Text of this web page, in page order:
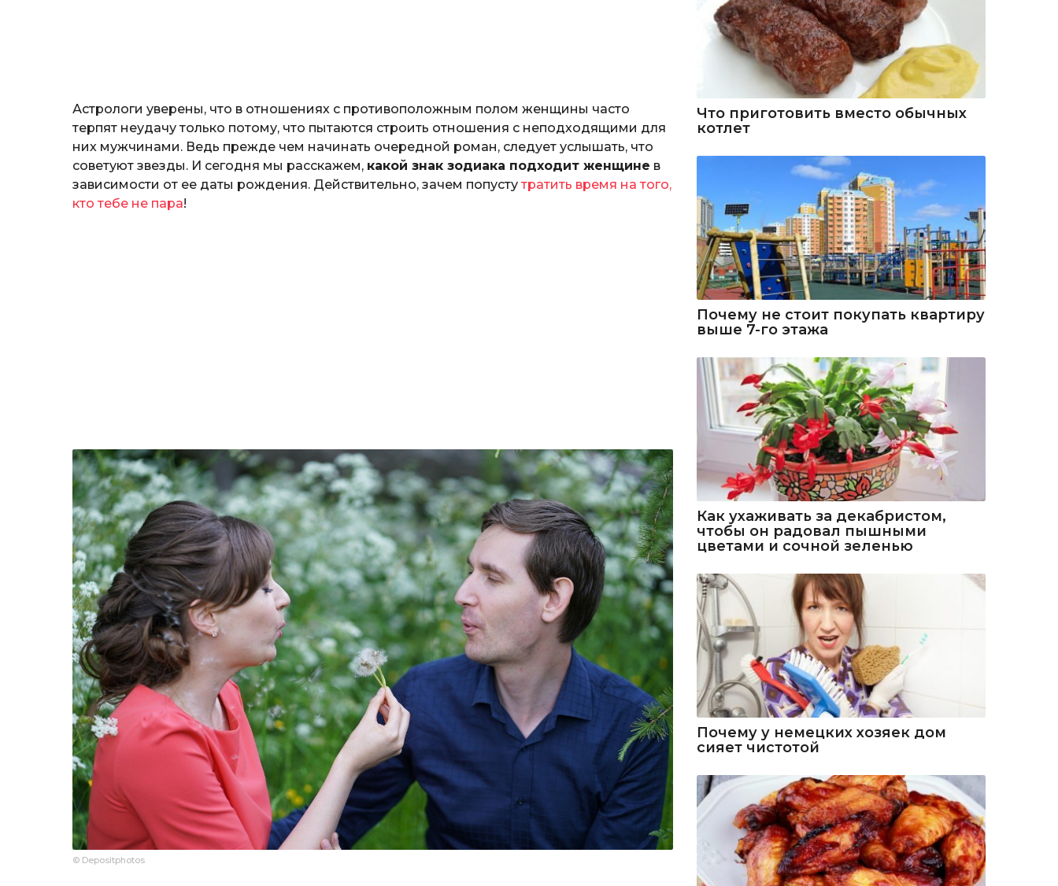
Астрологи уверены, что в отношениях с противоположным полом женщины часто
терпят неудачу только потому, что пытаются строить отношения с неподходящими для
них мужчинами. Ведь прежде чем начинать очередной роман, следует услышать, что
советуют звезды. И сегодня мы расскажем, какой знак зодиака подходит женщине в
зависимости от ее даты рождения. Действительно, зачем попусту тратить время на того,
кто тебе не пара!
© Depositphotos
Что приготовить вместо обычных
котлет
Почему не стоит покупать квартиру
выше 7-го этажа
Как ухаживать за декабристом,
чтобы он радовал пышными
цветами и сочной зеленью
Почему у немецких хозяек дом
сияет чистотой